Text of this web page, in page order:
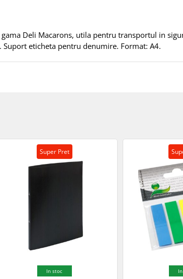
Deli Macarons, utila pentru transportul in
eticheta pentru denumire. Format: A4.
Super Pret
In stoc